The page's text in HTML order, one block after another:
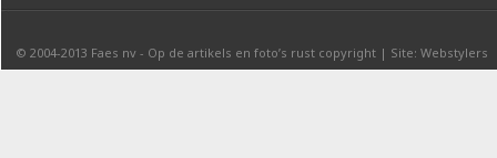
© 2004-2013 Faes nv - Op de artikels en foto’s rust copyright | Site: Webstylers